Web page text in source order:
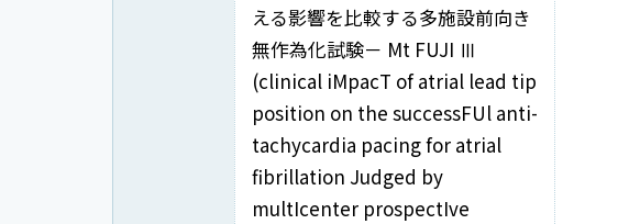
える影響を比較する多施設前向き
無作為化試験－ Mt FUJI Ⅲ
(clinical iMpacT of atrial lead tip
position on the successFUl anti-
tachycardia pacing for atrial
fibrillation Judged by
multIcenter prospectIve